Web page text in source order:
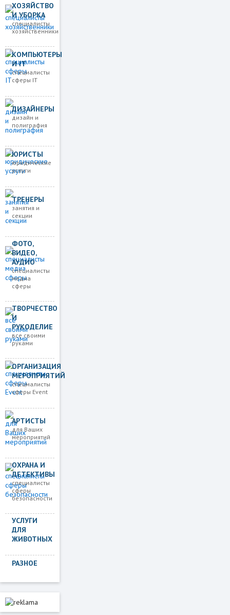
ХОЗЯЙСТВО
И УБОРКА
специалисты
хозяйственники
КОМПЬЮТЕРЫ
И IT
специалисты
сферы IT
ДИЗАЙНЕРЫ
дизайн и
полиграфия
ЮРИСТЫ
юридические
услуги
ТРЕНЕРЫ
занятия и
секции
ФОТО,
ВИДЕО,
АУДИО
специалисты
медиа
сферы
ТВОРЧЕСТВО
И
РУКОДЕЛИЕ
все своими
руками
ОРГАНИЗАЦИЯ
МЕРОПРИЯТИЙ
спецмалисты
сферы Event
АРТИСТЫ
для Ваших
мероприятий
ОХРАНА И
ДЕТЕКТИВЫ
специалисты
сферы
безопасности
УСЛУГИ
ДЛЯ
ЖИВОТНЫХ
РАЗНОЕ